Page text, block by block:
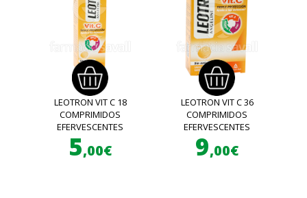
LEOTRON VIT C 18
COMPRIMIDOS
EFERVESCENTES
5,00€
LEOTRON VIT C 36
COMPRIMIDOS
EFERVESCENTES
9,00€